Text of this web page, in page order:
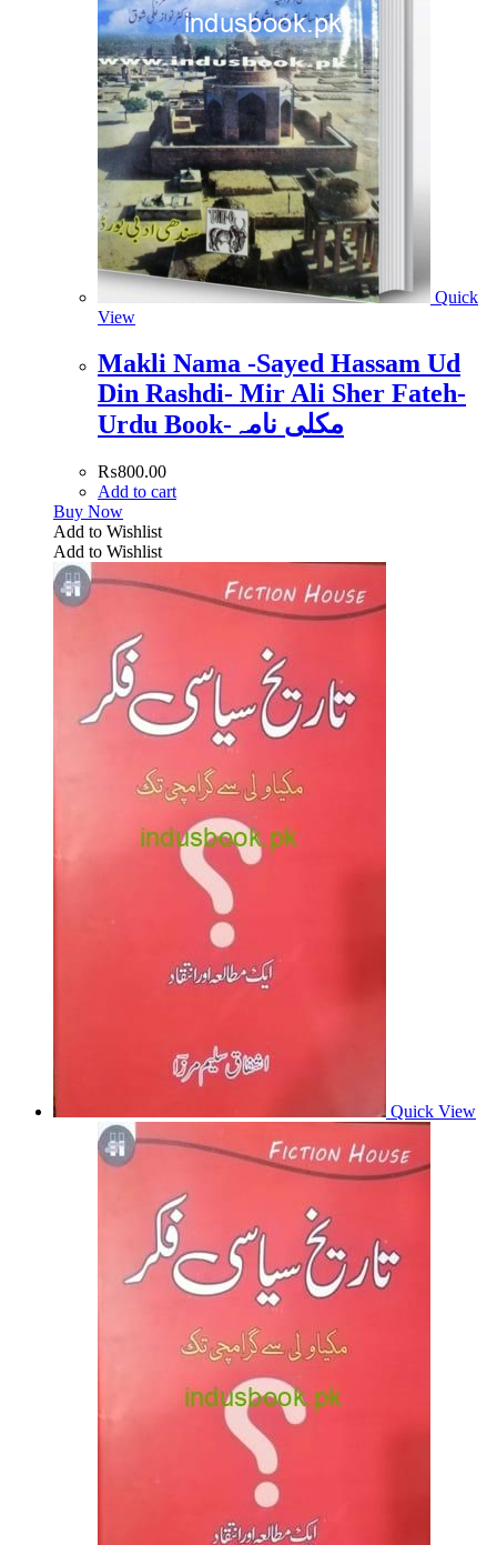
Quick
View
Makli Nama -Sayed Hassam Ud
Din Rashdi- Mir Ali Sher Fateh-
Urdu Book-مکلی نامہ
₨800.00
Add to cart
Buy Now
Add to Wishlist
Add to Wishlist
Quick View